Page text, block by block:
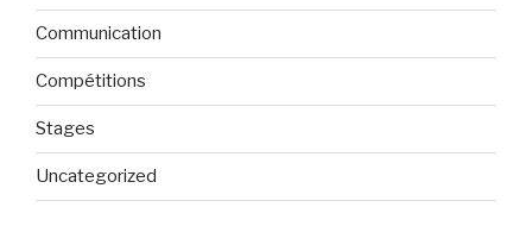
Communication
Compétitions
Stages
Uncategorized